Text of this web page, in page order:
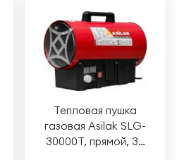
Тепловая пушка
газовая Asilak SLG-
30000T, прямой, 30